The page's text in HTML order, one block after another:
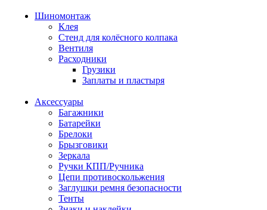
Шиномонтаж
Клея
Стенд для колёсного колпака
Вентиля
Расходники
Грузики
Заплаты и пластыря
Аксессуары
Багажники
Батарейки
Брелоки
Брызговики
Зеркала
Ручки КПП/Ручника
Цепи противоскольжения
Заглушки ремня безопасности
Тенты